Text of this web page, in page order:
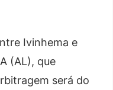
Ivinhema e
(AL), que
será do